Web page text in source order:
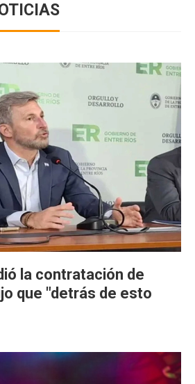
la contratación de
que "detrás de esto